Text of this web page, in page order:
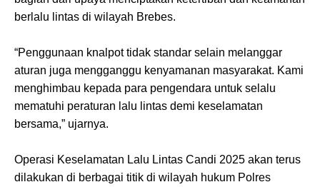
berlalu lintas di wilayah Brebes.
“Penggunaan knalpot tidak standar selain melanggar
aturan juga mengganggu kenyamanan masyarakat. Kami
menghimbau kepada para pengendara untuk selalu
mematuhi peraturan lalu lintas demi keselamatan
bersama,” ujarnya.
Operasi Keselamatan Lalu Lintas Candi 2025 akan terus
dilakukan di berbagai titik di wilayah hukum Polres